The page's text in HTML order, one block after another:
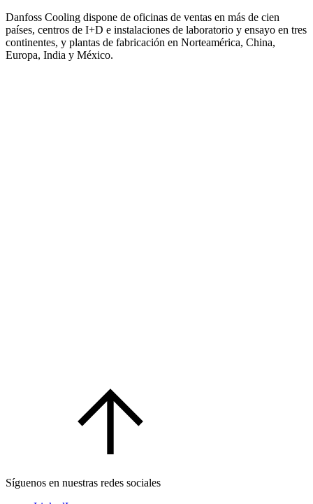
Danfoss Cooling dispone de oficinas de ventas en más de cien
países, centros de I+D e instalaciones de laboratorio y ensayo en tres
continentes, y plantas de fabricación en Norteamérica, China,
Europa, India y México.
Síguenos en nuestras redes sociales